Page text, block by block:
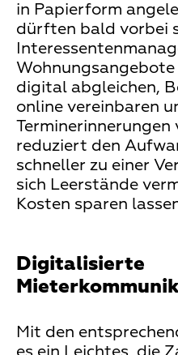
in Papierform
dürften bald vorbei
digital abgleichen,
online vereinbaren
Terminerinnerungen
reduziert den
schneller zu einer
sich Leerstände
Kosten sparen
Digitalisierte
Mit den
es ein Leichtes, die